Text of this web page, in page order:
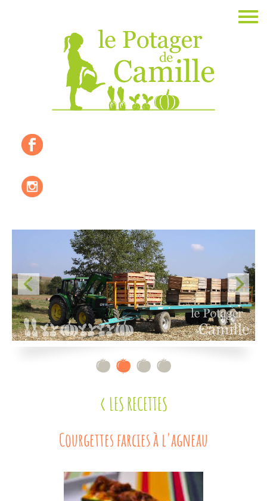
La ferme
Les valeurs
Où nous trouver ?
Contact
< LES RECETTES
Courgettes farcies à l'agneau